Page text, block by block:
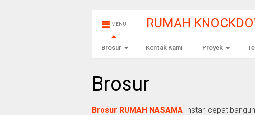
MENU RUMAH
Brosur Kontak Kami Proyek
Brosur
Brosur RUMAH NASAMA Instan cepat